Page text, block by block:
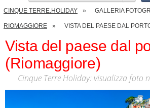
CINQUE TERRE.HOLIDAY GALLERIA
RIOMAGGIORE VISTA DEL PAESE DAL
Vista del paese dal
(Riomaggiore)
Cinque Terre Holiday: visualizza foto